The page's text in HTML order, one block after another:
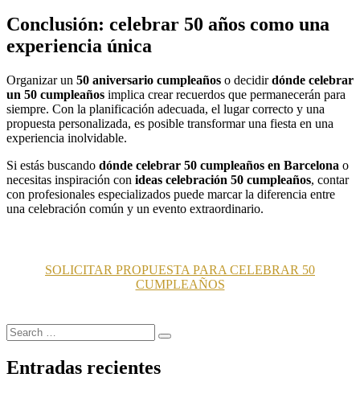
Conclusión: celebrar 50 años como una
experiencia única
Organizar un 50 aniversario cumpleaños o decidirdónde celebrar
un 50 cumpleaños implica crear recuerdos que permanecerán para
siempre. Con la planificación adecuada, el lugar correcto y una
propuesta personalizada, es posible transformar una fiesta en una
experiencia inolvidable.
Si estás buscando dónde celebrar 50 cumpleaños en Barcelona o
necesitas inspiración con ideas celebración 50 cumpleaños, contar
con profesionales especializados puede marcar la diferencia entre
una celebración común y un evento extraordinario.
SOLICITAR PROPUESTA PARA CELEBRAR 50
CUMPLEAÑOS
Search
for:
Search
Entradas recientes